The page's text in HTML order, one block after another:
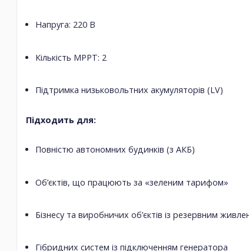
Напруга: 220 В
Кількість MPPT: 2
Підтримка низьковольтних акумуляторів (LV)
Підходить для:
Повністю автономних будинків (з АКБ)
Об’єктів, що працюють за «зеленим тарифом»
Бізнесу та виробничих об’єктів із резервним
Гібридних систем із підключенням генератора